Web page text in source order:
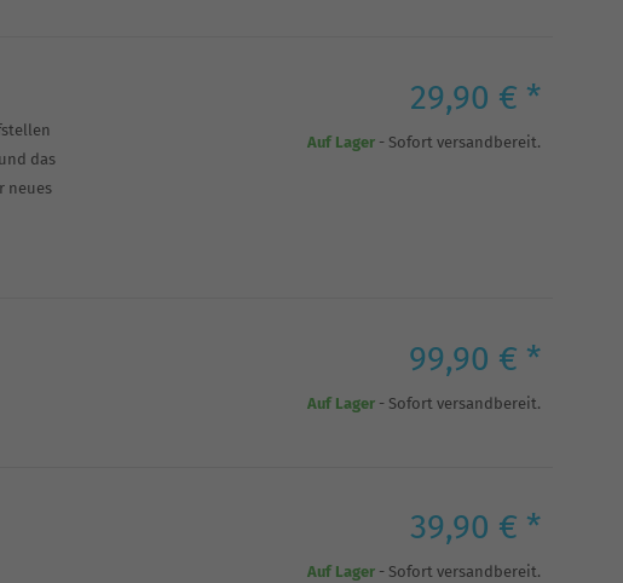
das
neues
29,90 € *
Auf Lager - Sofort versandbereit.
99,90 € *
Auf Lager - Sofort versandbereit.
39,90 € *
Auf Lager - Sofort versandbereit.